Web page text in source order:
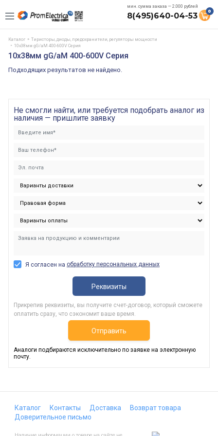
мин. сумма заказа — 2.000 рублей
8(495)640-04-53 0
Каталог
Тиристоры, диоды, предохранители, регуляторы мощности
10х38мм gG/aM 400-600V Серия
10х38мм gG/aM 400-600V Серия
Подходящих результатов не найдено.
Не смогли найти, или требуется подобрать аналог из
наличия — пришлите заявку
Я согласен на обработку персональных данных
Реквизиты
Прикрепив реквизиты, вы получите счет-договор, который сможете
оплатить сразу, что сэкономит ваше время.
Отправить
Аналоги подбираются исключительно по заявке на электронную
почту.
Каталог Контакты Доставка
Возврат товара
Доверительное письмо